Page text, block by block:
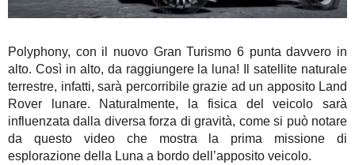
Polyphony, con il nuovo Gran Turismo 6 punta davvero in
alto. Così in alto, da raggiungere la luna! Il satellite naturale
terrestre, infatti, sarà percorribile grazie ad un apposito Land
Rover lunare. Naturalmente, la fisica del veicolo sarà
influenzata dalla diversa forza di gravità, come si può notare
da questo video che mostra la prima missione di
esplorazione della Luna a bordo dell’apposito veicolo.